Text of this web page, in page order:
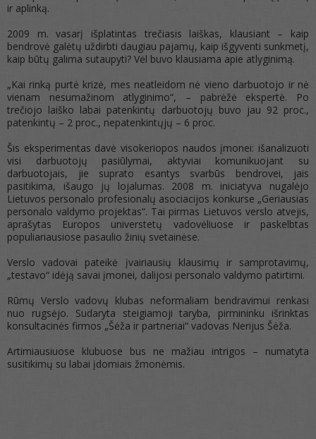
ir aplinką.
2009 m. vasarį išplatintas trečiasis laiškas, klausiant – kaip
bendrovė galėtų uždirbti daugiau pajamų, kaip išgyventi sunkmetį,
kaip būtų galima sutaupyti? Vėl buvo klausiama apie atlyginimą.
„Kai rinką purtė krizė, mes neatleidom nė vieno darbuotojo ir nė
vienam nesumažinom atlyginimo“, – pabrėžė ekspertė. Po
trečiojo laiško labai patenkintų darbuotojų buvo jau 92 proc.,
patenkintų – 2 proc., nepatenkintųjų – 6 proc.
Šis eksperimentas davė visokeriopos naudos įmonei: išanalizuoti
visi darbuotojų pasiūlymai, aktyviai komunikuojant su
darbuotojais, jie suprato esantys svarbūs bendrovei, jais
pasitikima, išaugo jų lojalumas. 2008 m. iniciatyva nugalėjo
Lietuvos personalo profesionalų asociacijos konkurse „Geriausias
personalo valdymo projektas“. Tai pirmas Lietuvos verslo atvejis,
aprašytas Europos universtetų vadovėliuose ir paskelbtas
populiariausiose pasaulio žinių svetainėse.
Verslo vadovai pateikė įvairiausių klausimų ir samprotavimų,
„testavo“ idėją savai įmonei, dalijosi personalo valdymo patirtimi.
Rūmų Verslo vadovų klubas neformaliam bendravimui renkasi
nuo rugsėjo. Sudaryta steigiamoji taryba, pirmininku išrinktas
konsultacinės firmos „Šėža ir partneriai“ vadovas Nerijus Šėža.
Artimiausiuose klubuose bus ne mažiau intrigos – numatyta
susitikimų su labai įdomiais žmonėmis.